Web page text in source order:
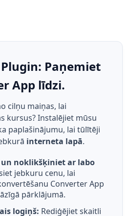
Paņemiet
App līdzi.
cilņu maiņas, lai
kursus? Instalējiet mūsu
paplašinājumu, lai tūlītēji
interneta lapā.
noklikšķiniet ar labo
jebkuru cenu, lai
Converter App
pārklājumā.
logiņš: Rediģējiet skaitli